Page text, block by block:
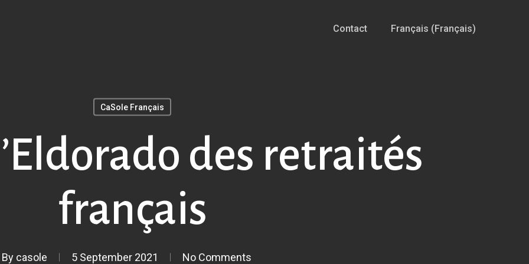
Contact Français (Français)
CaSole Français
des retraités
français
By casole 5 September 2021 No Comments